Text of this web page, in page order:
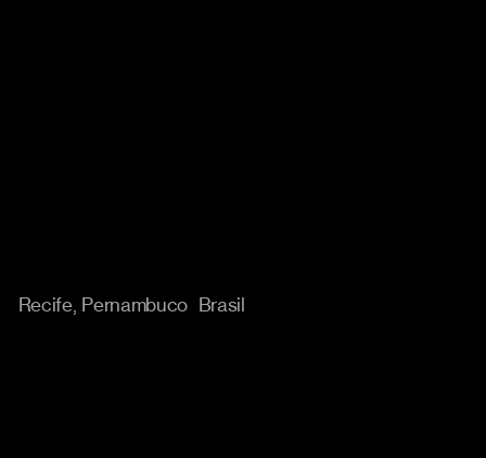
Recife, Pernambuco Brasil